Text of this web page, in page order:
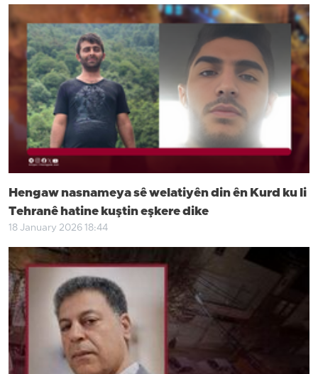
Hengaw nasnameya sê welatiyên din ên Kurd ku li
Tehranê hatine kuştin eşkere dike
18 January 2026 18:44